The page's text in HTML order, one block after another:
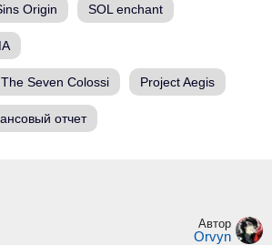
Origin SOL enchant
Seven Colossi Project Aegis
отчет
Автор
Orvyn